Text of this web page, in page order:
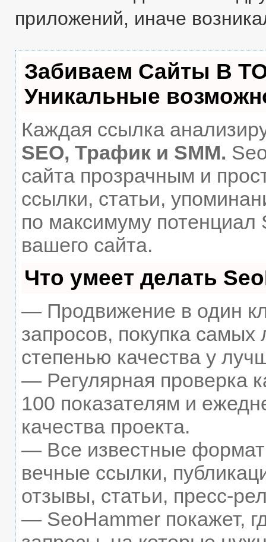
приложений, иначе
Забиваем Сайты В
Уникальные
Каждая ссылка
SEO, Трафик и SMM.
сайта прозрачным и
ссылки, статьи,
по максимуму
вашего сайта.
Что умеет делать
— Продвижение в один
запросов, покупка
степенью качества у
— Регулярная проверка
100 показателям и
качества проекта.
— Все известные
вечные ссылки,
отзывы, статьи, пресс-
— SeoHammer покажет,